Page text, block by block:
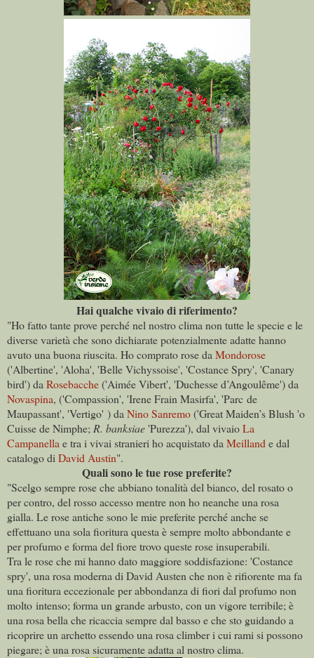
Hai qualche vivaio di riferimento?
"Ho fatto tante prove perché nel nostro clima non tutte le specie e le
diverse varietà che sono dichiarate potenzialmente adatte hanno
avuto una buona riuscita. Ho comprato rose da Mondorose
('Albertine', 'Aloha', 'Belle Vichyssoise', 'Costance Spry', 'Canary
bird') da Rosebacche('Aimée Vibert', 'Duchesse d’Angoulême') da
Novaspina, ('Compassion', 'Irene Frain Masirfa', 'Parc de
Maupassant', 'Vertigo' ) da Nino Sanremo('Great Maiden’s Blush 'o
Cuisse de Nimphe; R. banksiae'Purezza'), dal vivaioLa
Campanella e tra i vivai stranieri ho acquistato da Meilland e dal
catalogo di David Austin".
Quali sono le tue rose preferite?
"Scelgo sempre rose che abbiano tonalità del bianco, del rosato o
per contro, del rosso accesso mentre non ho neanche una rosa
gialla. Le rose antiche sono le mie preferite perché anche se
effettuano una sola fioritura questa è sempre molto abbondante e
per profumo e forma del fiore trovo queste rose insuperabili.
Tra le rose che mi hanno dato maggiore soddisfazione: 'Costance
spry', una rosa moderna di David Austen che non è rifiorente ma fa
una fioritura eccezionale per abbondanza di fiori dal profumo non
molto intenso; forma un grande arbusto, con un vigore terribile; è
una rosa bella che ricaccia sempre dal basso e che sto guidando a
ricoprire un archetto essendo una rosa climber i cui rami si possono
piegare; è una rosa sicuramente adatta al nostro clima.